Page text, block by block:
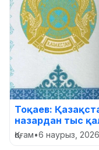
Тоқаев:
назардан тыс
Қоғам•6 наурыз, 2026